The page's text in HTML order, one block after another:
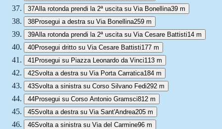
37Alla rotonda prendi la 2ª uscita su Via Bonellina39 m
38Prosegui a destra su Via Bonellina259 m
39Alla rotonda prendi la 2ª uscita su Via Cesare Battisti14 m
40Prosegui dritto su Via Cesare Battisti177 m
41 Prosegui su Piazza Leonardo da Vinci113 m
42Svolta a destra su Via Porta Carratica184 m
43Svolta a sinistra su Corso Silvano Fedi292 m
44Prosegui su Corso Antonio Gramsci812 m
45Svolta a destra su Via Sant'Andrea205 m
46Svolta a sinistra su Via del Carmine96 m